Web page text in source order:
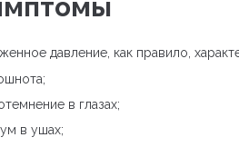
давление, как правило,
в глазах;
в ушах;